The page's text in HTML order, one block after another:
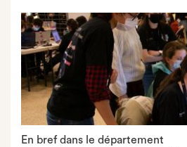
En bref dans le département